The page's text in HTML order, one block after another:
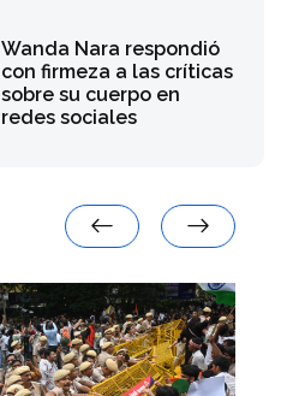
Wanda Nara respondió
con firmeza a las críticas
sobre su cuerpo en
redes sociales